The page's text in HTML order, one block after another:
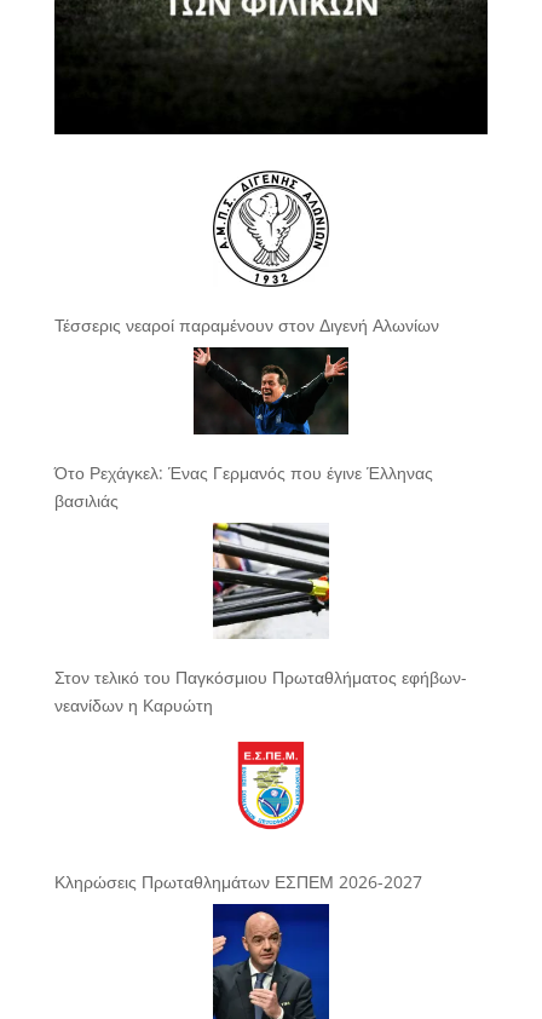
Τέσσερις νεαροί παραμένουν στον Διγενή Αλωνίων
Ότο Ρεχάγκελ: Ένας Γερμανός που έγινε Έλληνας
βασιλιάς
Στον τελικό του Παγκόσμιου Πρωταθλήματος εφήβων-
νεανίδων η Καρυώτη
Κληρώσεις Πρωταθλημάτων ΕΣΠΕΜ 2026-2027